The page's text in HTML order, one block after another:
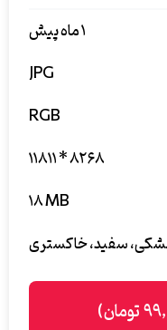
۱ ماه پیش
JPG
RGB
۱۱۸۱۱ * ۸۲۶۸
۱۸ MB
سفید، خاکستری